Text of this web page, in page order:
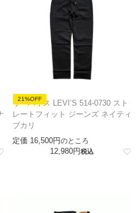
21%OFF
リーバイス LEVI’S 514-0730 スト
レートフィット ジーンズ ネイティ
ブカリ
定価 16,500 のところ
12,980 税込